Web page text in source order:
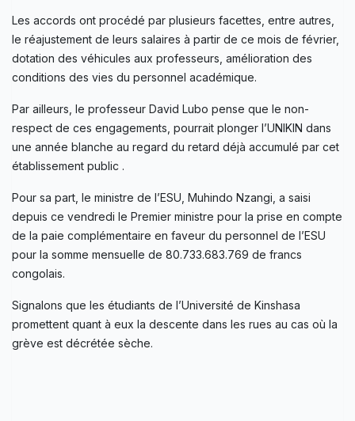
Les accords ont procédé par plusieurs facettes, entre autres,
le réajustement de leurs salaires à partir de ce mois de février,
dotation des véhicules aux professeurs, amélioration des
conditions des vies du personnel académique.
Par ailleurs, le professeur David Lubo pense que le non-
respect de ces engagements, pourrait plonger l’UNIKIN dans
une année blanche au regard du retard déjà accumulé par cet
établissement public .
Pour sa part, le ministre de l’ESU, Muhindo Nzangi, a saisi
depuis ce vendredi le Premier ministre pour la prise en compte
de la paie complémentaire en faveur du personnel de l’ESU
pour la somme mensuelle de 80.733.683.769 de francs
congolais.
Signalons que les étudiants de l’Université de Kinshasa
promettent quant à eux la descente dans les rues au cas où la
grève est décrétée sèche.